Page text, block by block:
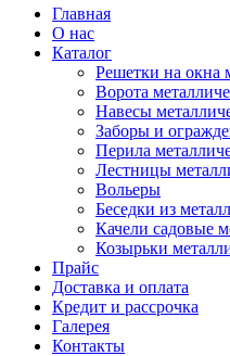
Главная
О нас
Каталог
Решетки на окна
Ворота
Навесы
Заборы и
Перила
Лестницы
Вольеры
Беседки из
Качели садовые
Козырьки
Прайс
Доставка и оплата
Кредит и рассрочка
Галерея
Контакты